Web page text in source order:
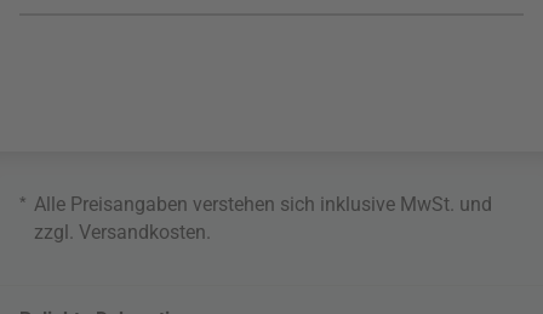
* Alle Preisangaben verstehen sich inklusive MwSt. und
zzgl. Versandkosten